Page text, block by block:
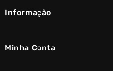
Informação
Minha Conta